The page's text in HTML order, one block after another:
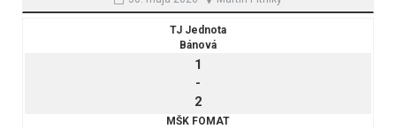
TJ Jednota
Bánová
1
-
2
MŠK FOMAT